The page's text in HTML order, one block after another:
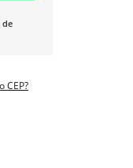
de
CEP?